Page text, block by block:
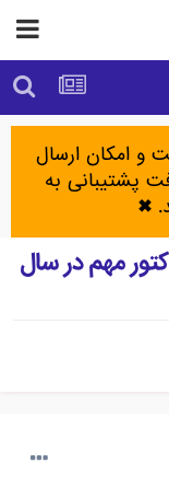
امکان ارسال
پشتیبانی به
✖
رتبه بندی گوگل – ۵۰ فاکتور مهم در سال